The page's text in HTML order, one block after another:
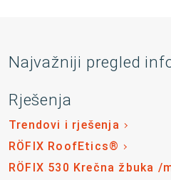
Najvažniji pregled
Rješenja
Trendovi i rješenja
RÖFIX RoofEtics®
RÖFIX 530 Krečna žbuka /